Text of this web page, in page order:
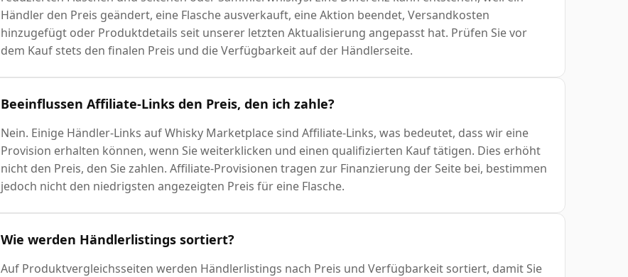
Händler den Preis geändert, eine Flasche ausverkauft, eine Aktion beendet, Versandkosten
hinzugefügt oder Produktdetails seit unserer letzten Aktualisierung angepasst hat. Prüfen Sie vor
dem Kauf stets den finalen Preis und die Verfügbarkeit auf der Händlerseite.
Beeinflussen Affiliate-Links den Preis, den ich zahle?
Nein. Einige Händler-Links auf Whisky Marketplace sind Affiliate-Links, was bedeutet, dass wir eine
Provision erhalten können, wenn Sie weiterklicken und einen qualifizierten Kauf tätigen. Dies erhöht
nicht den Preis, den Sie zahlen. Affiliate-Provisionen tragen zur Finanzierung der Seite bei, bestimmen
jedoch nicht den niedrigsten angezeigten Preis für eine Flasche.
Wie werden Händlerlistings sortiert?
Auf Produktvergleichsseiten werden Händlerlistings nach Preis und Verfügbarkeit sortiert, damit Sie